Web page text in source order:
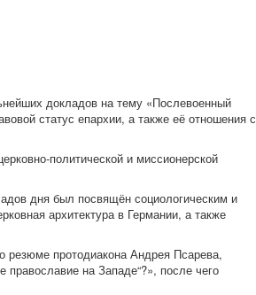
докладов на тему «Послевоенный
статус епархии, а также её отношения с
политической и миссионерской
дня был посвящён социологическим и
архитектура в Германии, а также
резюме протодиакона Андрея Псарева,
православие на Западе“?», после чего